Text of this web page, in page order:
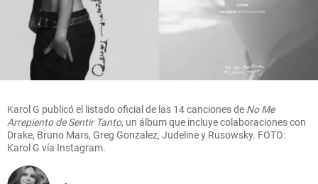
Karol G publicó el listado oficial de las 14 canciones de No Me
Arrepiento de Sentir Tanto, un álbum que incluye colaboraciones con
Drake, Bruno Mars, Greg Gonzalez, Judeline y Rusowsky. FOTO:
Karol G vía Instagram.